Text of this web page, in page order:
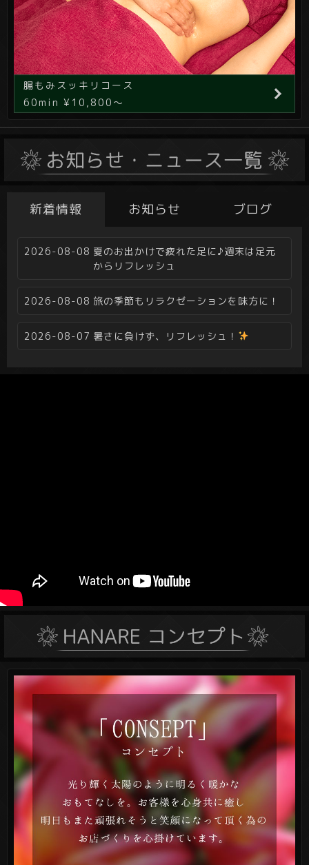
腸もみスッキリコース
60min ¥10,800～
新着情報 お知らせ ブログ
2026-08-08 夏のお出かけで疲れた足に♪週末は足元
からリフレッシュ
2026-08-08 旅の季節もリラクゼーションを味方に！
2026-08-07 暑さに負けず、リフレッシュ！